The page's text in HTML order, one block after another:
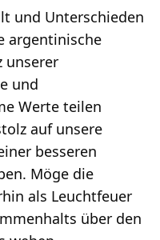
und Unterschieden
argentinische
unserer
und
Werte teilen
auf unsere
besseren
Möge die
als Leuchtfeuer
über den